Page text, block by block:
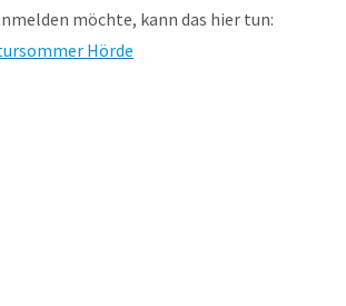
möchte, kann das hier tun:
Hörde